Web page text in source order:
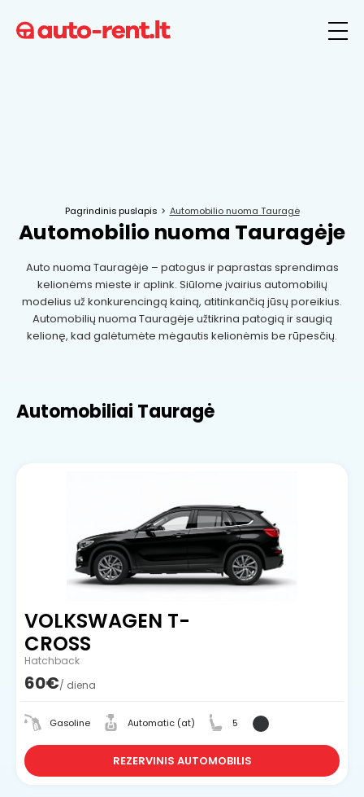
Pagrindinis puslapis Automobilio nuoma Tauragė
Automobilio nuoma Tauragėje
Auto nuoma Tauragėje – patogus ir paprastas sprendimas
kelionėms mieste ir aplink. Siūlome įvairius automobilių
modelius už konkurencingą kainą, atitinkančią jūsų poreikius.
Automobilių nuoma Tauragėje užtikrina patogią ir saugią
kelionę, kad galėtumėte mėgautis kelionėmis be rūpesčių.
Automobiliai Tauragė
VOLKSWAGEN T-
CROSS
Hatchback
60€/ diena
Gasoline Automatic (at) 5
REZERVINIS AUTOMOBILIS